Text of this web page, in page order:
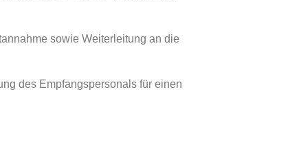
sowie Weiterleitung an die
des Empfangspersonals für einen